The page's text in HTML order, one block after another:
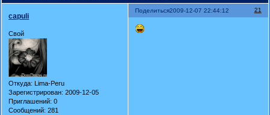
Поделиться 21
2009-12-07 22:44:12
capuli
Свой
Откуда: Lima-Peru
Зарегистрирован: 2009-12-05
Приглашений: 0
Сообщений: 281